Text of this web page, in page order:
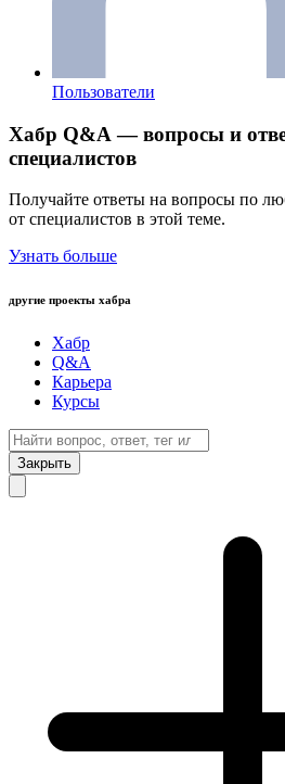
Пользователи
Хабр Q&A — вопросы и
специалистов
Получайте ответы на вопросы по
от специалистов в этой теме.
Узнать больше
другие проекты хабра
Хабр
Q&A
Карьера
Курсы
Закрыть